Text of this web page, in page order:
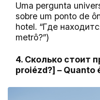
Uma pergunta
sobre um ponto de
hotel. “Где
metrô?”)
4. Сколько стоит
proiézd?] – Quanto